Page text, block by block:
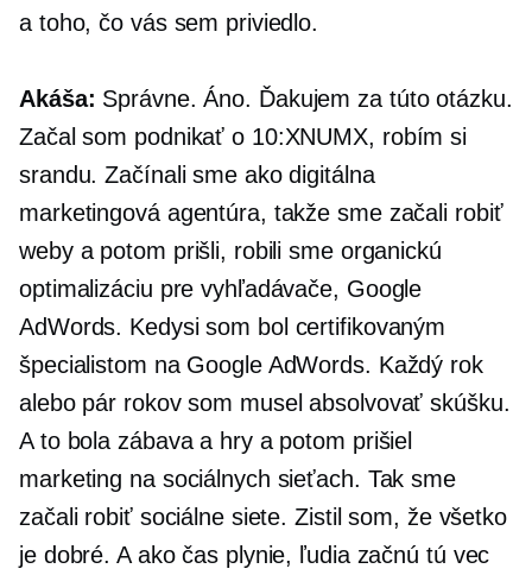
a toho, čo vás sem priviedlo.
Akáša: Správne. Áno. Ďakujem za túto otázku.
Začal som podnikať o 10:XNUMX, robím si
srandu. Začínali sme ako digitálna
marketingová agentúra, takže sme začali robiť
weby a potom prišli, robili sme organickú
optimalizáciu pre vyhľadávače, Google
AdWords. Kedysi som bol certifikovaným
špecialistom na Google AdWords. Každý rok
alebo pár rokov som musel absolvovať skúšku.
A to bola zábava a hry a potom prišiel
marketing na sociálnych sieťach. Tak sme
začali robiť sociálne siete. Zistil som, že všetko
je dobré. A ako čas plynie, ľudia začnú tú vec